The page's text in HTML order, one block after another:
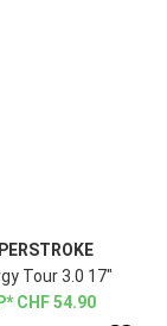
Tour 3.0 17"
CHF54.90